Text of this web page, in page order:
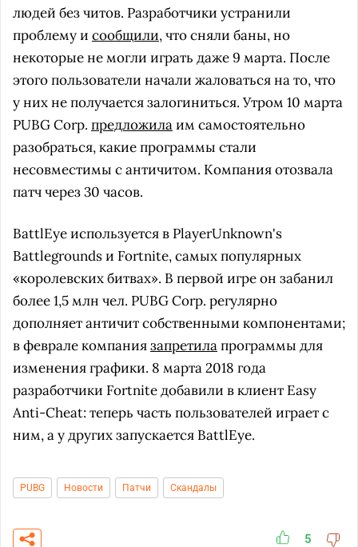
людей без читов. Разработчики устранили
проблему и сообщили, что сняли баны, но
некоторые не могли играть даже 9 марта. После
этого пользователи начали жаловаться на то, что
у них не получается залогиниться. Утром 10 марта
PUBG Corp. предложилаим самостоятельно
разобраться, какие программы стали
несовместимы с античитом. Компания отозвала
патч через 30 часов.
BattlEye используется в PlayerUnknown's
Battlegrounds и Fortnite, самых популярных
«королевских битвах». В первой игре он забанил
более 1,5 млн чел. PUBG Corp. регулярно
дополняет античит собственными компонентами;
в феврале компаниязапретилапрограммы для
изменения графики. 8 марта 2018 года
разработчики Fortnite добавили в клиент Easy
Anti-Cheat: теперь часть пользователей играет с
ним, а у других запускается BattlEye.
PUBG Новости Патчи Скандалы
5